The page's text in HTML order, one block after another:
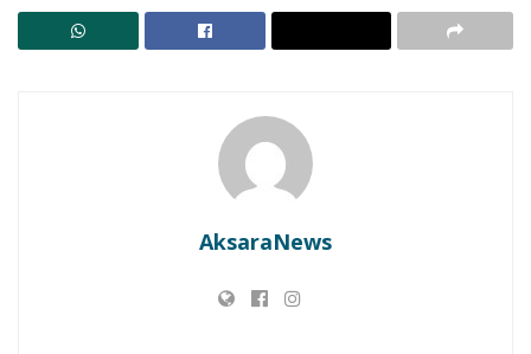
Waipei di Desa Ilekimok, Kecamatan Atadei, serta SDN
Alap Atadei dan SDI Posiwatu di Kecamatan Wulandoni.
Lembata Kembali ke Akar! Dulitukan Jadi Panggung
Olahraga Tradisional. Bupati dan Wakil Bupati Main
Penangkapan 3 Pengecer BBM di Lembata Picu
AksaraNews